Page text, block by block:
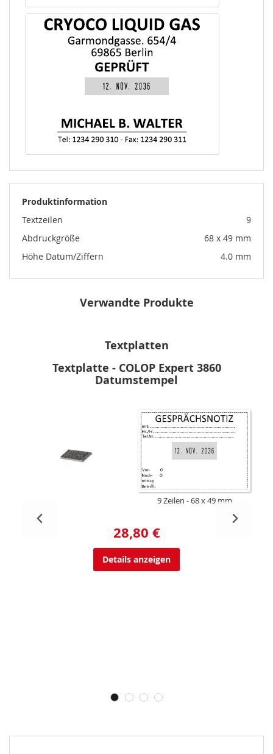
Produktinformation
Textzeilen
9
Abdruckgröße
68 x 49 mm
Höhe Datum/Ziffern
4.0 mm
Verwandte Produkte
Textplatten
Textplatte - COLOP Expert 3860
Datumstempel
9 Zeilen 68 x 49 mm
28,80 €
Details anzeigen